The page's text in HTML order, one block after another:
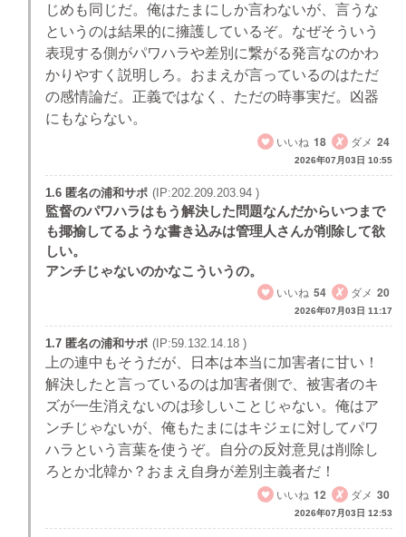
じめも同じだ。俺はたまにしか言わないが、言うな
というのは結果的に擁護しているぞ。なぜそういう
表現する側がパワハラや差別に繋がる発言なのかわ
かりやすく説明しろ。おまえが言っているのはただ
の感情論だ。正義ではなく、ただの時事実だ。凶器
にもならない。
いいね 18 ダメ 24
2026年07月03日 10:55
1.6 匿名の浦和サポ (IP:202.209.203.94 )
監督のパワハラはもう解決した問題なんだからいつまで
も揶揄してるような書き込みは管理人さんが削除して欲
しい。
アンチじゃないのかなこういうの。
いいね 54 ダメ 20
2026年07月03日 11:17
1.7 匿名の浦和サポ (IP:59.132.14.18 )
上の連中もそうだが、日本は本当に加害者に甘い！
解決したと言っているのは加害者側で、被害者のキ
ズが一生消えないのは珍しいことじゃない。俺はア
ンチじゃないが、俺もたまにはキジェに対してパワ
ハラという言葉を使うぞ。自分の反対意見は削除し
ろとか北韓か？おまえ自身が差別主義者だ！
いいね 12 ダメ 30
2026年07月03日 12:53